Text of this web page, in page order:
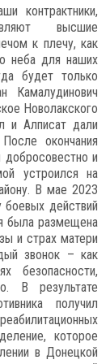
контрактники,
высшие
к плечу, как
неба для наших
будет только
Камалудинович
Новолакского
и Алписат дали
окончания
и
устроился на
В мае 2023
боевых действий
была размещена
и страх матери
звонок – как
безопасности,
В результате
получил
которое
в Донецкой